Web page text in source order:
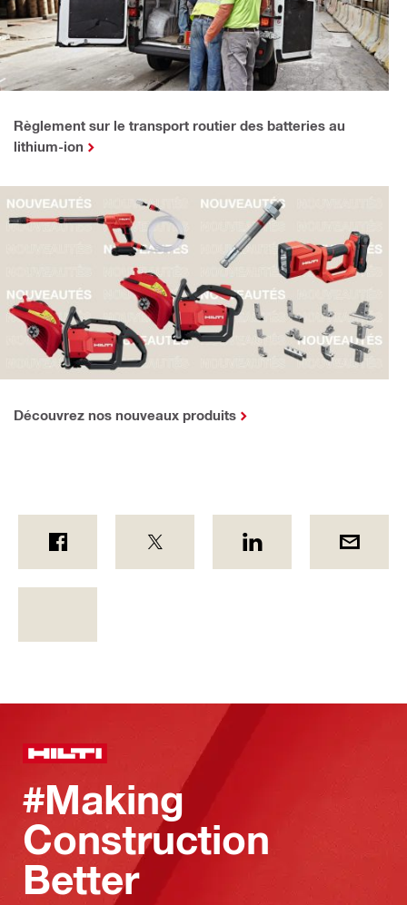
Règlement sur le transport routier des batteries au
lithium-ion
Découvrez nos nouveaux produits
#Making
Construction
Better